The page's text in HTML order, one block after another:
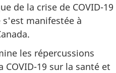
de la crise de COVID-19
manifestée à
les répercussions
19 sur la santé et